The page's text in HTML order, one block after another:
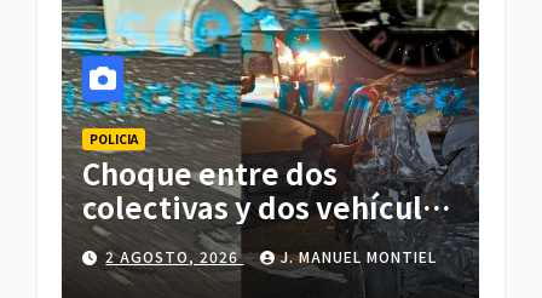
POLICIA
Choque entre dos
colectivas y dos vehículos
deja cinco personas
lesionadas en Atlihuetzia
2 AGOSTO, 2026 J. MANUEL MONTIEL